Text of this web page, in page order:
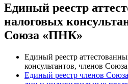
Единый реестр
налоговых
Союза «ПНК»
Единый реестр
консультантов, членов
Единый реестр членов